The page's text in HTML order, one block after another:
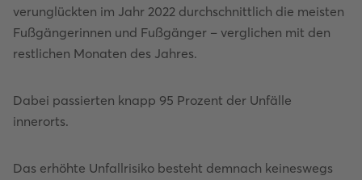
verunglückten im Jahr 2022 durchschnittlich die meisten
Fußgängerinnen und Fußgänger – verglichen mit den
restlichen Monaten des Jahres.
Dabei passierten knapp 95 Prozent der Unfälle
innerorts.
Das erhöhte Unfallrisiko besteht demnach keineswegs